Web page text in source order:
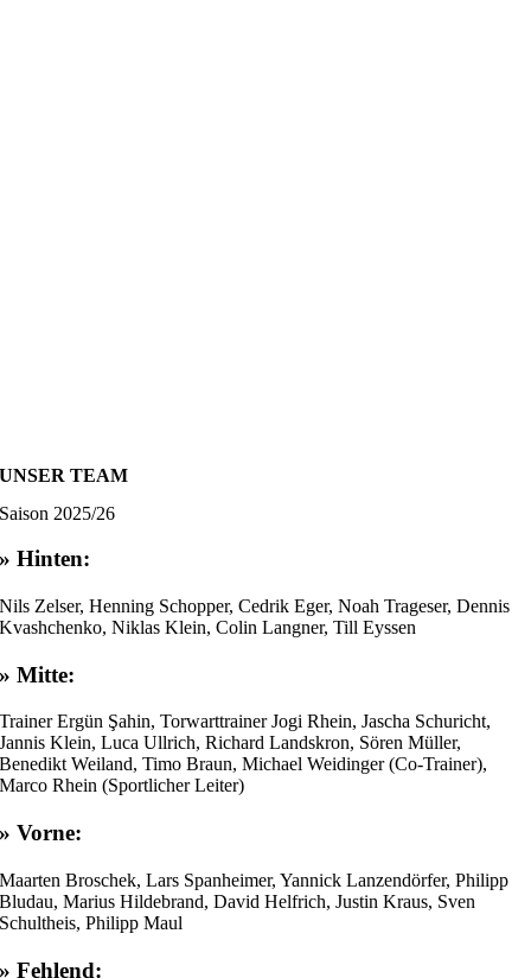
UNSER TEAM
Saison 2025/26
» Hinten:
Nils Zelser, Henning Schopper, Cedrik Eger, Noah Trageser, Dennis
Kvashchenko, Niklas Klein, Colin Langner, Till Eyssen
» Mitte:
Trainer Ergün Şahin, Torwarttrainer Jogi Rhein, Jascha Schuricht,
Jannis Klein, Luca Ullrich, Richard Landskron, Sören Müller,
Benedikt Weiland, Timo Braun, Michael Weidinger (Co-Trainer),
Marco Rhein (Sportlicher Leiter)
» Vorne:
Maarten Broschek, Lars Spanheimer, Yannick Lanzendörfer, Philipp
Bludau, Marius Hildebrand, David Helfrich, Justin Kraus, Sven
Schultheis, Philipp Maul
» Fehlend: